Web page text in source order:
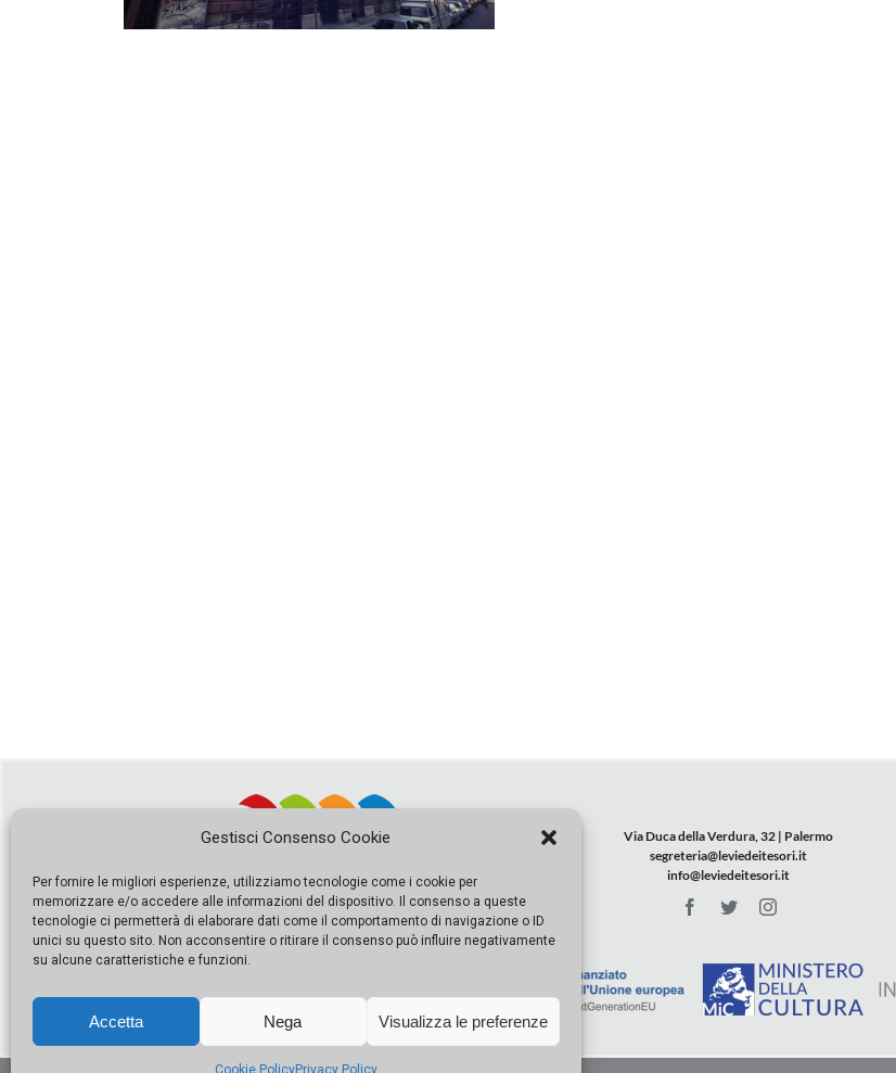
Gestisci Consenso Cookie
Per fornire le migliori esperienze, utilizziamo tecnologie come i cookie per
memorizzare e/o accedere alle informazioni del dispositivo. Il consenso a queste
tecnologie ci permetterà di elaborare dati come il comportamento di navigazione o ID
unici su questo sito. Non acconsentire o ritirare il consenso può influire negativamente
su alcune caratteristiche e funzioni.
Accetta Nega Visualizza le preferenze
Cookie PolicyPrivacy Policy
Via Duca della Verdura, 32 | Palermo
segreteria@leviedeitesori.it
info@leviedeitesori.it